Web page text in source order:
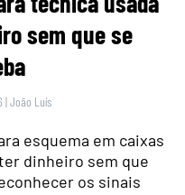
sem que se
|João Luís
esquema em caixas
dinheiro sem que
os sinais